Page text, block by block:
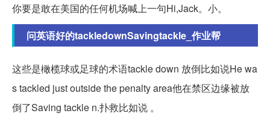
你要是敢在美国的任何机场喊上一句Hi,Jack。小。
问英语好的tackledownSavingtackle_作业帮
这些是橄榄球或足球的术语tackle down 放倒比如说He wa
s tackled just outside the penalty area他在禁区边缘被放
倒了Saving tackle n.扑救比如说 。